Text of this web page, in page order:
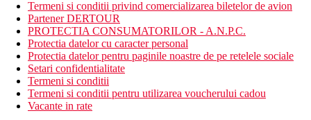
La Perla A La Carte serveste preparate cu specific italian
Sultan A la Carte serveste preparate cu specific turcesc
5 baruri disponibile la hotel
Categoria oficiala
5 stele
Site web
https://yasminbodrum.com/en-gb/
Termeni si conditii privind comercializarea biletelor de avion
Partener DERTOUR
PROTECTIA CONSUMATORILOR - A.N.P.C.
Protectia datelor cu caracter personal
Protectia datelor pentru paginile noastre de pe retelele sociale
Setari confidentialitate
Termeni si conditii
Termeni si conditii pentru utilizarea voucherului cadou
Vacante in rate